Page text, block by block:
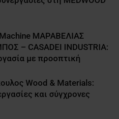
ΜΑΡΑΒΕΛΙΑΣ
– CASADEI INDUSTRIA:
με προοπτική
Wood & Materials:
και σύγχρονες